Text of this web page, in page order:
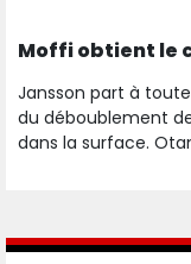
Moffi obtient le
Jansson part à
du déboublement
dans la surface.